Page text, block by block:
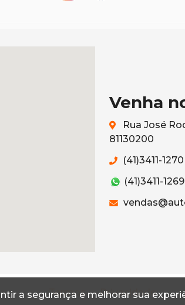
a segurança e melhorar sua
Venha
Rua José
81130200
(41)3411-1270
(41)3411-1269
Termos Privacidade